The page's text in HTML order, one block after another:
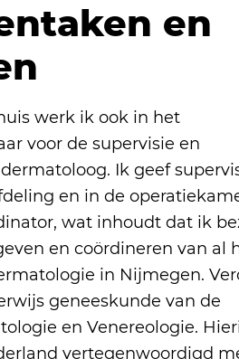
en
werk ik ook in het
voor de supervisie en
Ik geef
en in de
wat inhoudt dat ik
en coördineren van al
in Nijmegen.
geneeskunde van de
en Venereologie.
vertegenwoordigd